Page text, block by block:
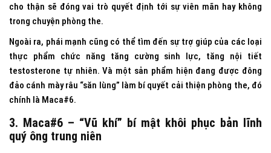
cho thận sẽ đóng vai trò quyết định tới sự viên mãn hay không
trong chuyện phòng the.
Ngoài ra, phái mạnh cũng có thể tìm đến sự trợ giúp của các loại
thực phẩm chức năng tăng cường sinh lực, tăng nội tiết
testosterone tự nhiên. Và một sản phẩm hiện đang được đông
đảo cánh mày râu “săn lùng” làm bí quyết cải thiện phòng the, đó
chính là Maca#6.
3. Maca#6 – “Vũ khí” bí mật khôi phục bản lĩnh
quý ông trung niên